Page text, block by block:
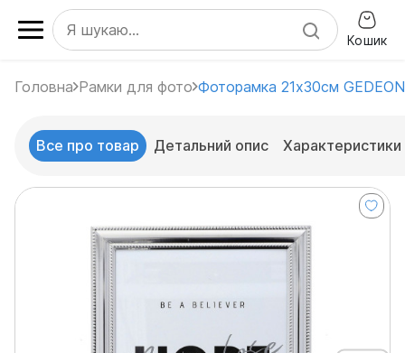
Кошик
Головна Рамки для фото Фоторамка 21x30см
Все про товар Детальний опис Характеристики